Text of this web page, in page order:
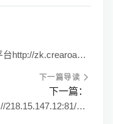
2026年沧州市中考招生录取服务平台http://zk.crearoad.com/
下一篇导读
下一篇：
梅州市中考招生考试管理系统http://218.15.147.12:81/mzzk2026/